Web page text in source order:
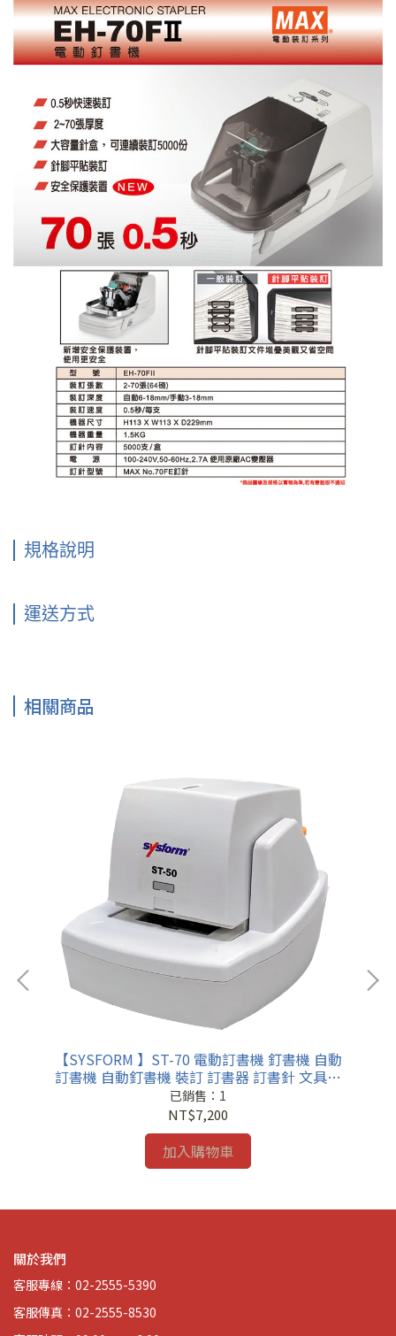
規格說明
運送方式
相關商品
【SYSFORM 】ST-70 電動訂書機 釘書機 自動
訂書機 自動釘書機 裝訂 訂書器 訂書針 文具用
品 辦公用品
已銷售：1
NT$7,200
加入購物車
關於我們
客服專線：02-2555-5390
客服傳真：02-2555-8530